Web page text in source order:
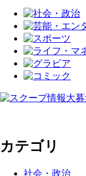
カテゴリ
社会・政治